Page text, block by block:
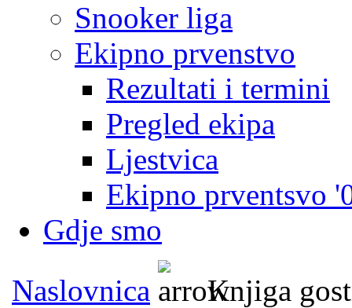
Snooker liga
Ekipno prvenstvo
Rezultati i termini
Pregled ekipa
Ljestvica
Ekipno prventsvo
Gdje smo
Naslovnica
Knjiga